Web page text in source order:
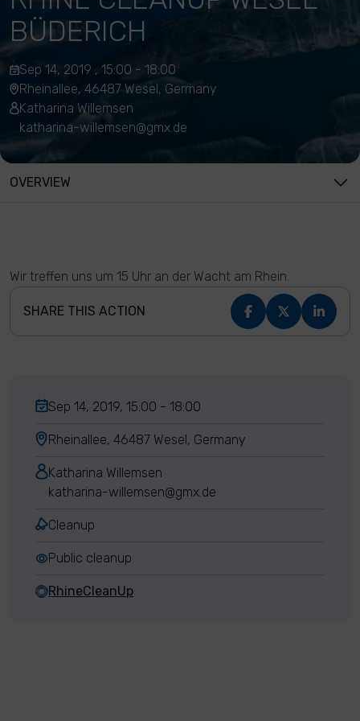
BÜDERICH
Sep 14, 2019 , 15:00 - 18:00
Rheinallee, 46487 Wesel, Germany
Katharina Willemsen
katharina-willemsen@gmx.de
OVERVIEW
Wir treffen uns um 15 Uhr an der Wacht am Rhein.
SHARE THIS ACTION
Sep 14, 2019, 15:00 - 18:00
Rheinallee, 46487 Wesel, Germany
Katharina Willemsen
katharina-willemsen@gmx.de
Cleanup
Public cleanup
RhineCleanUp